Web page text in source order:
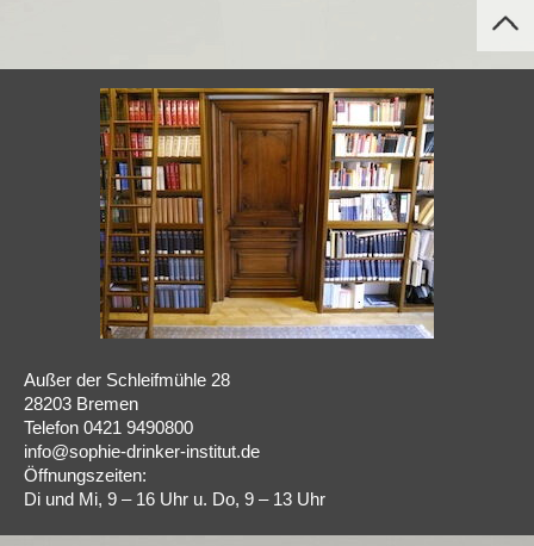
Außer der Schleifmühle 28
28203 Bremen
Telefon 0421 9490800
info@sophie-drinker-institut.de
Öffnungszeiten:
Di und Mi, 9 – 16 Uhr u. Do, 9 – 13 Uhr